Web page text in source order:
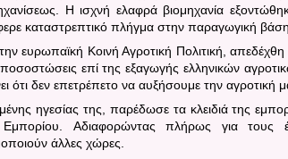
Η ισχνή ελαφρά βιομηχανία
καταστρεπτικό πλήγμα στην παραγωγική βάση.
ευρωπαϊκή Κοινή Αγροτική Πολιτική,
επί της εξαγωγής ελληνικών
ότι δεν επετρέπετο να αυξήσουμε την
ηγεσίας της, παρέδωσε τα κλειδιά της
Αδιαφορώντας πλήρως για τους
άλλες χώρες.